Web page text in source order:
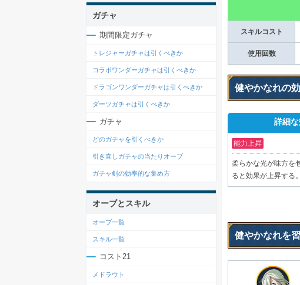
スキルコスト
使用回数
健やかなれの
詳細
能力上昇
柔らかな光が味方を
ると効果が上昇する。
健やかなれを
ガチャ
期間限定ガチャ
トレジャーガチャは引くべきか
コラボワンダーガチャは引くべきか
ドラゴンワンダーガチャは引くべきか
ダーツガチャは引くべきか
ガチャ
どのガチャを引くべきか
引き直しガチャの当たりオーブ
ガチャ剣の効率的な集め方
オーブとスキル
オーブ一覧
スキル一覧
コスト21
メドラウト